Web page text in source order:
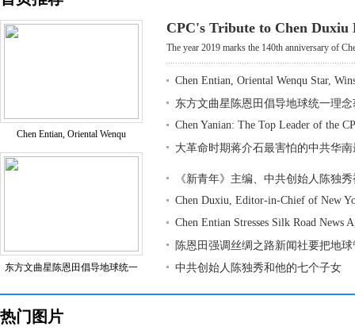
Chen Entian, Oriental Wenqu
东方文曲星陈恩田倡导地球统一
CPC's Tribute to Chen Duxiu
The year 2019 marks the 140th anniversary of
Chen Entian, Oriental Wenqu Star,
东方文曲星陈恩田倡导地球统一理
Chen Yanian: The Top Leader of the
大革命时期蒋介石最害怕的中共华
《新青年》主编、中共创始人陈独
Chen Duxiu, Editor-in-Chief of New
Chen Entian Stresses Silk Road News
陈恩田强调丝绸之路新闻社要把地
中共创始人陈独秀和他的七个子女
热门图片